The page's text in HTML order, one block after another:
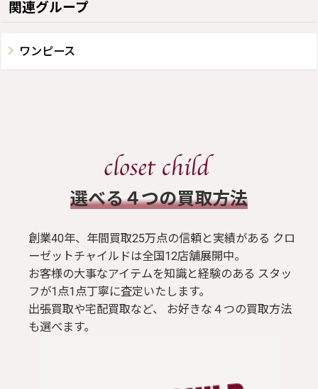
関連グループ
ワンピース
​選べる４つの買取方法
創業40年、年間買取25万点の信頼と実績がある クロ
ーゼットチャイルドは全国12店舗展開中。
お客様の大事なアイテムを知識と経験のある スタッ
フが1点1点丁寧に査定いたします。
出張買取や宅配買取など、 お好きな４つの買取方法
も選べます。